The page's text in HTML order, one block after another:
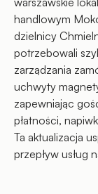
handlowym
dzielnicy
potrzebowali
zarządzania
uchwyty
zapewniając
płatności,
Ta aktualizacja
przepływ usług